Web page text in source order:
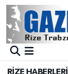
RİZE HABERLERİ
Merkez